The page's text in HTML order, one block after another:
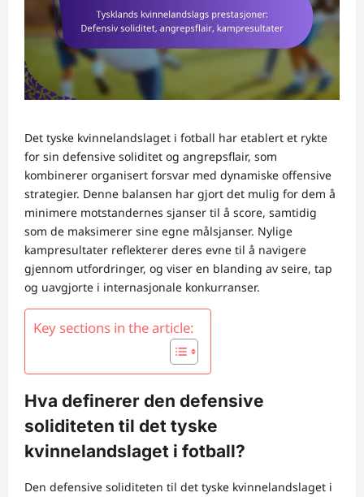
Det tyske kvinnelandslaget i fotball har etablert et rykte
for sin defensive soliditet og angrepsflair, som
kombinerer organisert forsvar med dynamiske offensive
strategier. Denne balansen har gjort det mulig for dem å
minimere motstandernes sjanser til å score, samtidig
som de maksimerer sine egne målsjanser. Nylige
kampresultater reflekterer deres evne til å navigere
gjennom utfordringer, og viser en blanding av seire, tap
og uavgjorte i internasjonale konkurranser.
Key sections in the article:
Hva definerer den defensive
soliditeten til det tyske
kvinnelandslaget i fotball?
Den defensive soliditeten til det tyske kvinnelandslaget i